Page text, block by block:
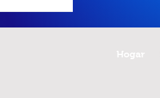
Hogar